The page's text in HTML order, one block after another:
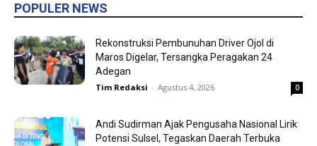
POPULER NEWS
Rekonstruksi Pembunuhan Driver Ojol di
Maros Digelar, Tersangka Peragakan 24
Adegan
Tim Redaksi - Agustus 4, 2026 0
Andi Sudirman Ajak Pengusaha Nasional Lirik
Potensi Sulsel, Tegaskan Daerah Terbuka